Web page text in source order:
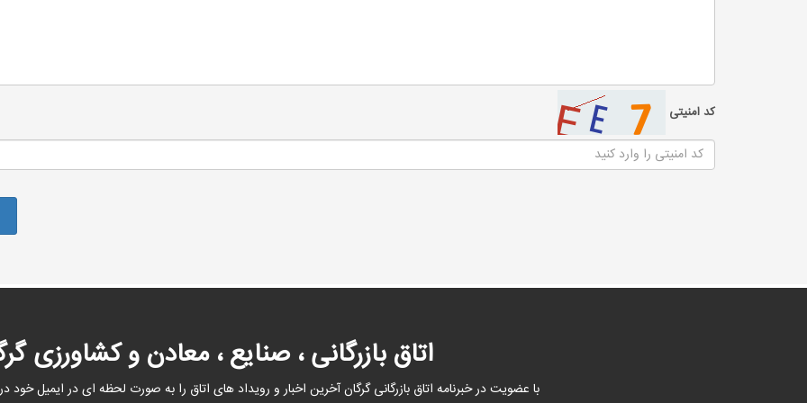
کد امنیتی
اتاق بازرگانی ، صنایع ، معادن و کشاورزی
با عضویت در خبرنامه اتاق بازرگانی گرگان آخرین اخبار و رویداد های اتاق را به صورت لحظه ای در ایمیل خود